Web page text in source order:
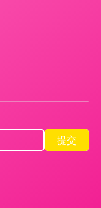
提交
提交